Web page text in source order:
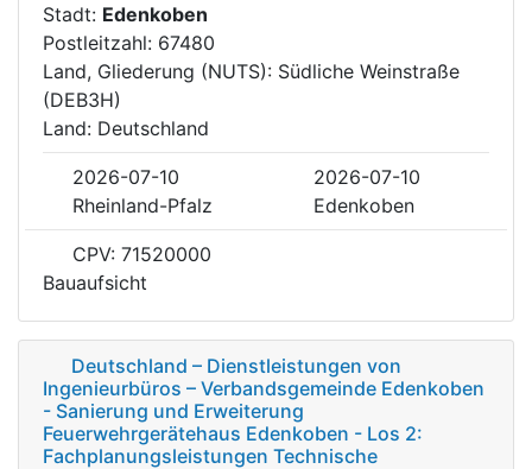
Stadt: Edenkoben
Postleitzahl: 67480
Land, Gliederung (NUTS): Südliche Weinstraße
(DEB3H)
Land: Deutschland
2026-07-10
2026-07-10
Rheinland-Pfalz
Edenkoben
CPV: 71520000
Bauaufsicht
Deutschland – Dienstleistungen von
Ingenieurbüros – Verbandsgemeinde Edenkoben
- Sanierung und Erweiterung
Feuerwehrgerätehaus Edenkoben - Los 2:
Fachplanungsleistungen Technische